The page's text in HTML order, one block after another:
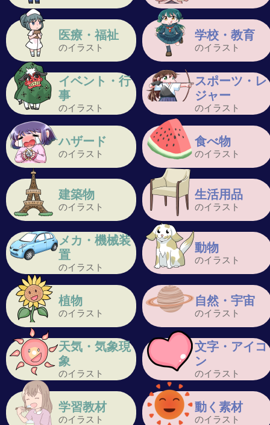
医療・福祉
のイラスト
学校・教育
のイラスト
イベント・行
事
のイラスト
スポーツ・レ
ジャー
のイラスト
ハザード
のイラスト
食べ物
のイラスト
建築物
のイラスト
生活用品
のイラスト
メカ・機械装
置
のイラスト
動物
のイラスト
植物
のイラスト
自然・宇宙
のイラスト
天気・気象現
象
のイラスト
文字・アイコ
ン
のイラスト
学習教材
のイラスト
動く素材
のイラスト